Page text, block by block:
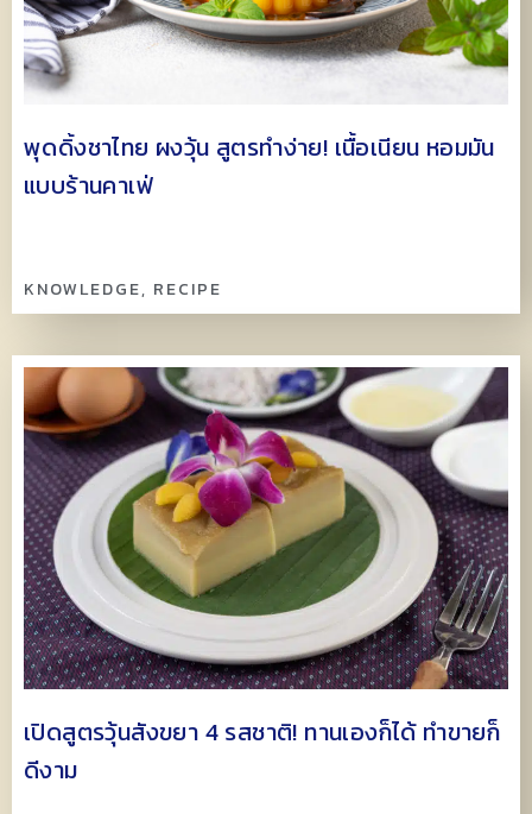
พุดดิ้งชาไทย ผงวุ้น สูตรทำง่าย! เนื้อเนียน หอมมัน
แบบร้านคาเฟ่
KNOWLEDGE, RECIPE
เปิดสูตรวุ้นสังขยา 4 รสชาติ! ทานเองก็ได้ ทำขายก็
ดีงาม